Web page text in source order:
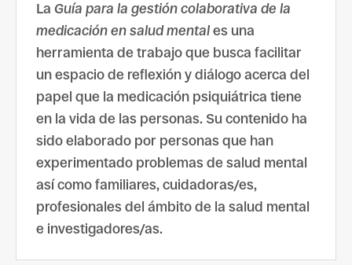
La Guía para la gestión colaborativa de la
medicación en salud mental es una
herramienta de trabajo que busca facilitar
un espacio de reflexión y diálogo acerca del
papel que la medicación psiquiátrica tiene
en la vida de las personas. Su contenido ha
sido elaborado por personas que han
experimentado problemas de salud mental
así como familiares, cuidadoras/es,
profesionales del ámbito de la salud mental
e investigadores/as.